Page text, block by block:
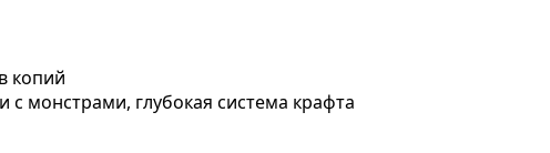
копий
монстрами, глубокая система крафта